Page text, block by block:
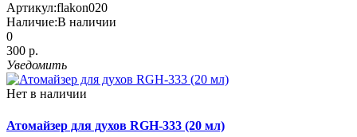
Артикул:flakon020
Наличие:В наличии
0
300 р.
Уведомить
Нет в наличии
Атомайзер для духов RGH-333 (20 мл)